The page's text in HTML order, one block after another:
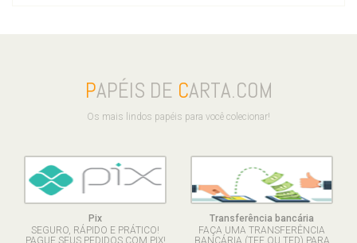
PAPÉIS DE CARTA.COM
Os mais lindos papéis para você colecionar!
Pix
SEGURO, RÁPIDO E PRÁTICO!
PAGUE SEUS PEDIDOS COM PIX!
Transferência bancária
FAÇA UMA TRANSFERÊNCIA
BANCÁRIA (TEF OU TED) PARA